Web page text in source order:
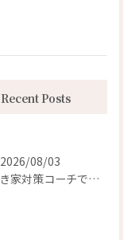
Recent Posts
2026/08/03
空き家対策コーチで実現する管理から収益化までの最適な選択肢と相談先ガイド